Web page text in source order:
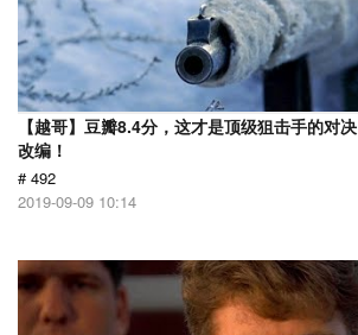
【越哥】豆瓣8.4分，这才是顶级狙击手的对
改编！
# 492
2019-09-09 10:14